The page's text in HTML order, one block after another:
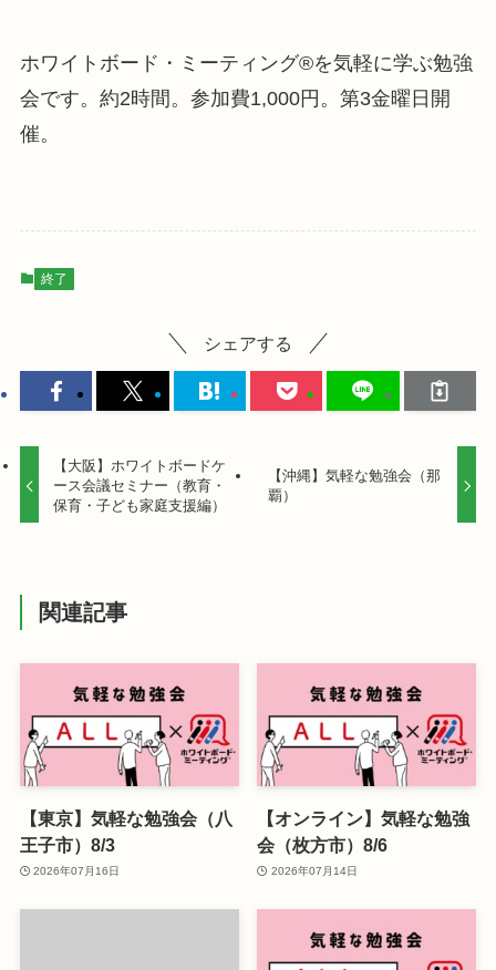
ホワイトボード・ミーティング®を気軽に学ぶ勉強
会です。 約2時間。参加費1,000円。第3金曜日開
催。
終了
シェアする
【大阪】ホワイトボードケ
ース会議セミナー（教育・
保育・子ども家庭支援編）
【沖縄】気軽な勉強会（那
覇）
関連記事
【東京】気軽な勉強会（八
王子市）8/3
2026年07月16日
【オンライン】気軽な勉強
会（枚方市）8/6
2026年07月14日